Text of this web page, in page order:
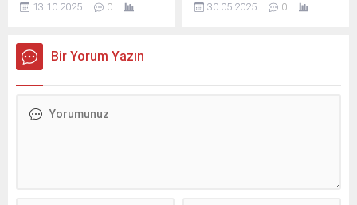
müzik tutkularını sahneye
13.10.2025 0
Fen Lisesi öğrencileri, 15
30.05.2025 0
Bir Yorum Yazın